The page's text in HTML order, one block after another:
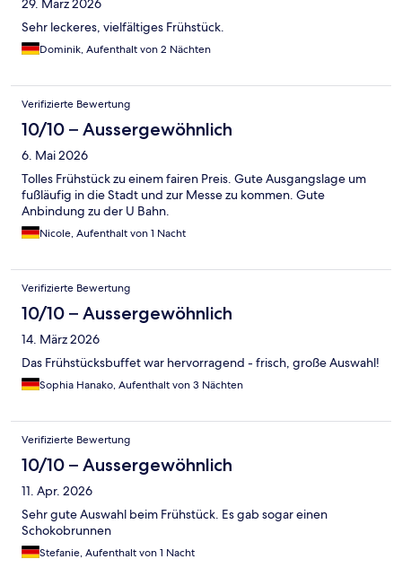
29. März 2026
Sehr leckeres, vielfältiges Frühstück.
Dominik, Aufenthalt von 2 Nächten
Verifizierte Bewertung
10/10 – Aussergewöhnlich
6. Mai 2026
Tolles Frühstück zu einem fairen Preis. Gute Ausgangslage um
fußläufig in die Stadt und zur Messe zu kommen. Gute
Anbindung zu der U Bahn.
Nicole, Aufenthalt von 1 Nacht
Verifizierte Bewertung
10/10 – Aussergewöhnlich
14. März 2026
Das Frühstücksbuffet war hervorragend - frisch, große Auswahl!
Sophia Hanako, Aufenthalt von 3 Nächten
Verifizierte Bewertung
10/10 – Aussergewöhnlich
11. Apr. 2026
Sehr gute Auswahl beim Frühstück. Es gab sogar einen
Schokobrunnen
Stefanie, Aufenthalt von 1 Nacht